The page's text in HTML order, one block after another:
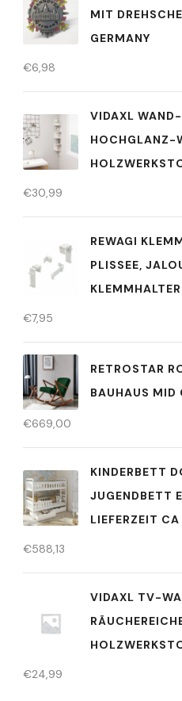
MIT
GERMANY
€6,98
VIDAXL
HOCHGLANZ-
€30,99
REWAGI
PLISSEE,
€7,95
RETROSTAR
BAUHAUS MID
€669,00
KINDERBETT
JUGENDBETT
LIEFERZEIT
€588,13
VIDAXL TV-
€24,99